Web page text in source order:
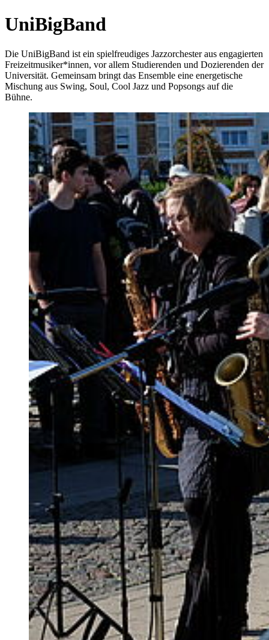
UniBigBand
Die UniBigBand ist ein spielfreudiges Jazzorchester aus engagierten
Freizeitmusiker*innen, vor allem Studierenden und Dozierenden der
Universität. Gemeinsam bringt das Ensemble eine energetische
Mischung aus Swing, Soul, Cool Jazz und Popsongs auf die
Bühne.